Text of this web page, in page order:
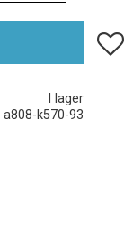
Lägg
I lager
a808-k570-93